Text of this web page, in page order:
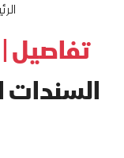
تفاصيل |
السندات